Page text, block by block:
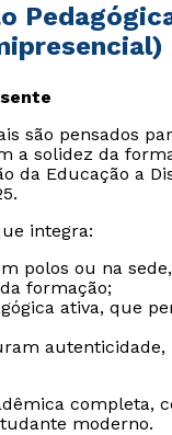
são pensados
a solidez da
da Educação a
integra:
polos ou na
formação;
ativa, que
completa,
moderno.